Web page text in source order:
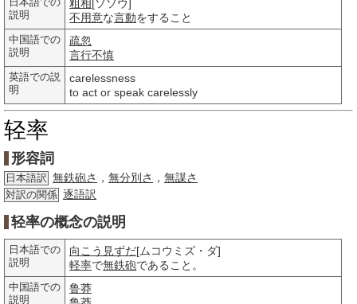
日本語での
説明
粗相[ソソウ]
不用意な言動をすること
中国語での
説明
疏忽
言行不慎
英語での説
明
carelessness
to act or speak carelessly
轻率
形容詞
日本語訳 無鉄砲さ ， 無分別さ ， 無謀さ
対訳の関係 逐語訳
轻率の概念の説明
日本語での
説明
向こう見ずだ[ムコウミズ・ダ]
軽率で無鉄砲であること。
中国語での
説明
鲁莽